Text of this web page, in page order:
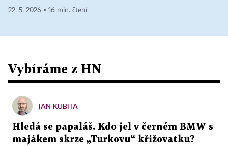
22. 5. 2026 ▪ 16 min. čtení
Vybíráme z HN
JAN KUBITA
Hledá se papaláš. Kdo jel v černém BMW s
majákem skrze „Turkovu“ křižovatku?